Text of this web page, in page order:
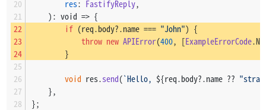
res: FastifyReply,
    ):
void => {
if (req.body?.name === "John") {
throw new APIError(400, [ExampleErrorCode.
        }
void res.send(`Hello, ${req.body?.name ??
    },
};